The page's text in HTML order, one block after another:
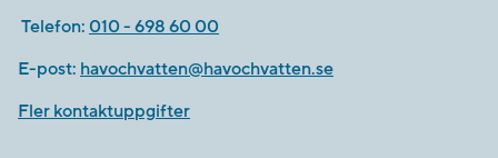
Telefon: 010 - 698 60 00
E-post: havochvatten@havochvatten.se
Fler kontaktuppgifter